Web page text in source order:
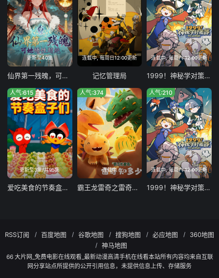
更新至40集
仙界第一残魄，可她悟性超绝
连载中, 每周日12:00更新
记忆管理局
连载中, 每周六 12:00更新
1999！神秘学对策部中配版
更新至3集/共95集
人气:615
爱吃美食的节奏盒子们
连载中
人气:374
霸王龙雷奇之雷奇知多少
连载中, 每周六 12:00更新
人气:210
1999！神秘学对策部英配版
RSS订阅 百度地图 谷歌地图 搜狗地图 必应地图
360地图
神马地图
66 大片网_免费电影在线观看_最新动漫高清手机在线看本站所有内容均来自互联
网分享站点所提供的公开引用信息，未提供信息上传、存储服务